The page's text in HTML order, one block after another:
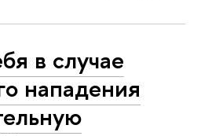
в случае
нападения